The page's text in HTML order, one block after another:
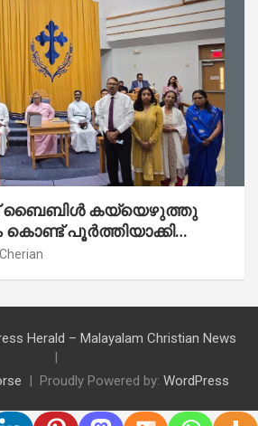
ബൈബിൾ കയ്യെഴുത്തു
കൊണ്ട് പൂർത്തിയാക്കി
ഓഫ് ഡാളസ് ഫാർമേഴ്‌സ്
Herald – Malayalam Christian News
Proudly Powered by: WordPress